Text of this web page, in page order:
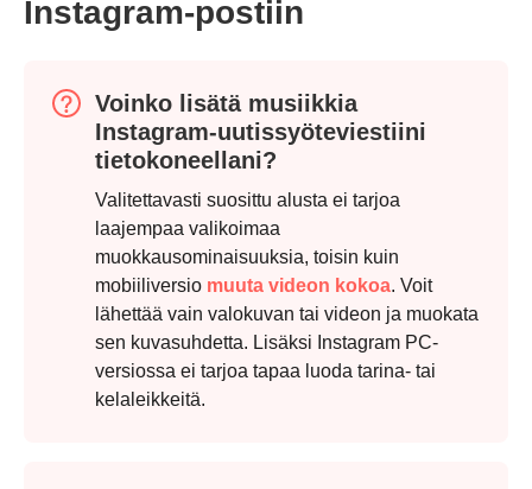
Vaihe 2.
Instagram-postiin
Voinko lisätä musiikkia
Instagram-uutissyöteviestiini
tietokoneellani?
Valitettavasti suosittu alusta ei tarjoa
laajempaa valikoimaa
muokkausominaisuuksia, toisin kuin
mobiiliversio muuta videon kokoa. Voit
lähettää vain valokuvan tai videon ja muokata
sen kuvasuhdetta. Lisäksi Instagram PC-
versiossa ei tarjoa tapaa luoda tarina- tai
kelaleikkeitä.